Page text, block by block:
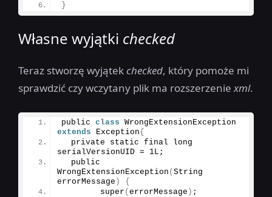
}
Własne wyjątki checked
Teraz stworzę wyjątekchecked, który pomoże mi
sprawdzić czy wczytany plik ma rozszerzeniexml.
public class
extends Exception{
  private static final long
serialVersionUID = 1L;
WrongExtensionException (String
errorMessage )
{
super (errorMessage ) ;